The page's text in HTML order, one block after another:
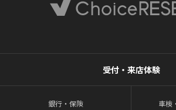
受付・来店体験
銀行・保険 車検